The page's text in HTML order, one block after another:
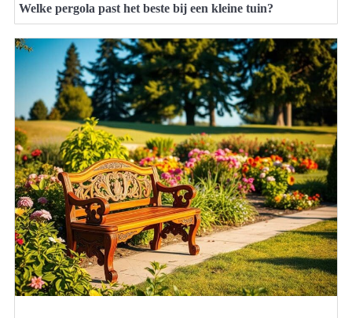
Welke pergola past het beste bij een kleine tuin?